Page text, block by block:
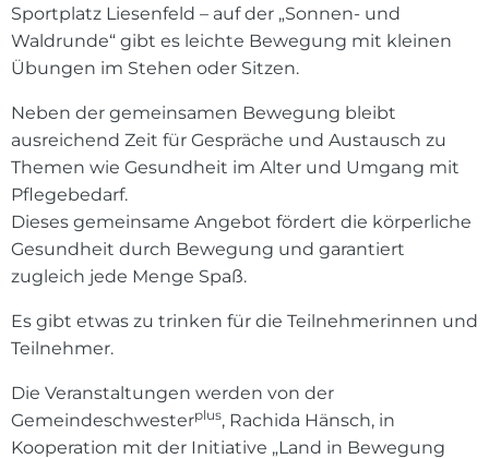
Sportplatz Liesenfeld – auf der „Sonnen- und
Waldrunde“ gibt es leichte Bewegung mit kleinen
Übungen im Stehen oder Sitzen.
Neben der gemeinsamen Bewegung bleibt
ausreichend Zeit für Gespräche und Austausch zu
Themen wie Gesundheit im Alter und Umgang mit
Pflegebedarf.
Dieses gemeinsame Angebot fördert die körperliche
Gesundheit durch Bewegung und garantiert
zugleich jede Menge Spaß.
Es gibt etwas zu trinken für die Teilnehmerinnen und
Teilnehmer.
Die Veranstaltungen werden von der
Gemeindeschwesterplus, Rachida Hänsch, in
Kooperation mit der Initiative „Land in Bewegung